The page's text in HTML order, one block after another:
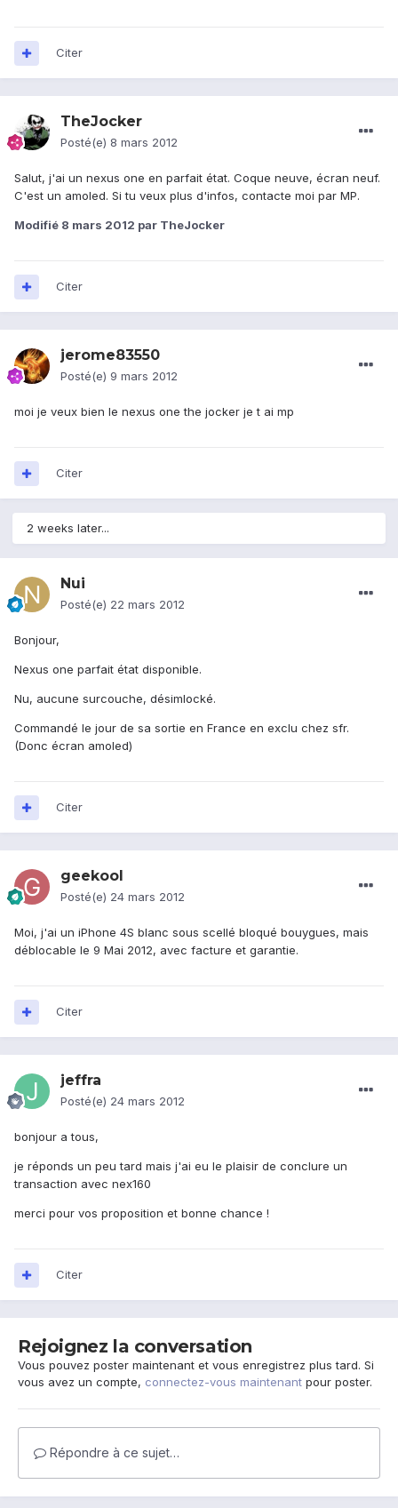
Citer
TheJocker
Posté(e) 8 mars 2012
Salut, j'ai un nexus one en parfait état. Coque neuve, écran neuf.
C'est un amoled. Si tu veux plus d'infos, contacte moi par MP.
Modifié 8 mars 2012 par TheJocker
Citer
jerome83550
Posté(e) 9 mars 2012
moi je veux bien le nexus one the jocker je t ai mp
Citer
2 weeks later...
Nui
Posté(e) 22 mars 2012
Bonjour,
Nexus one parfait état disponible.
Nu, aucune surcouche, désimlocké.
Commandé le jour de sa sortie en France en exclu chez sfr.
(Donc écran amoled)
Citer
geekool
Posté(e) 24 mars 2012
Moi, j'ai un iPhone 4S blanc sous scellé bloqué bouygues, mais
déblocable le 9 Mai 2012, avec facture et garantie.
Citer
jeffra
Posté(e) 24 mars 2012
bonjour a tous,
je réponds un peu tard mais j'ai eu le plaisir de conclure un
transaction avec nex160
merci pour vos proposition et bonne chance !
Citer
Rejoignez la conversation
Vous pouvez poster maintenant et vous enregistrez plus tard. Si
vous avez un compte, connectez-vous maintenant pour poster.
Répondre à ce sujet…